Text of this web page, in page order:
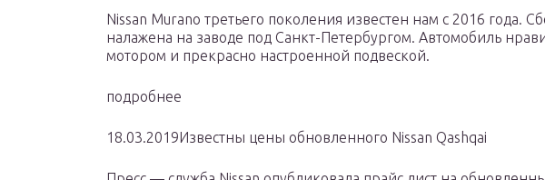
Nissan Murano третьего поколения известен нам с 2016 года.
налажена на заводе под Санкт-Петербургом. Автомобиль
мотором и прекрасно настроенной подвеской.
подробнее
18.03.2019Известны цены обновленного Nissan Qashqai